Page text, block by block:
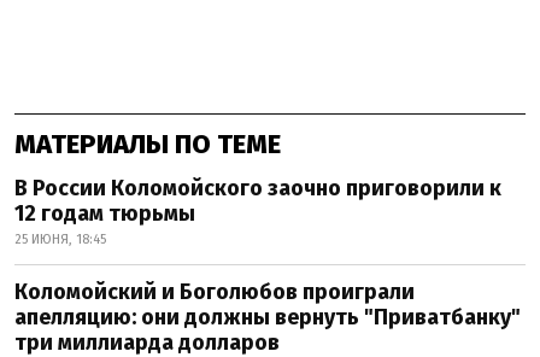
МАТЕРИАЛЫ ПО ТЕМЕ
В России Коломойского заочно приговорили к
12 годам тюрьмы
25 ИЮНЯ, 18:45
Коломойский и Боголюбов проиграли
апелляцию: они должны вернуть "Приватбанку"
три миллиарда долларов